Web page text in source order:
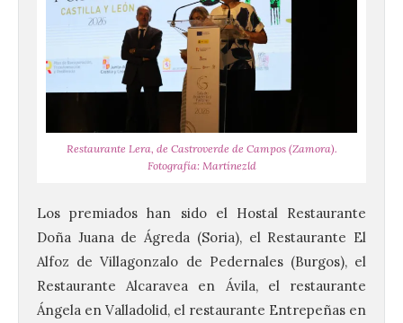
Restaurante Lera, de Castroverde de Campos (Zamora).
Fotografía: Martínezld
Los premiados han sido el Hostal Restaurante
Doña Juana de Ágreda (Soria), el Restaurante El
Alfoz de Villagonzalo de Pedernales (Burgos), el
Restaurante Alcaravea en Ávila, el restaurante
Ángela en Valladolid, el restaurante Entrepeñas en